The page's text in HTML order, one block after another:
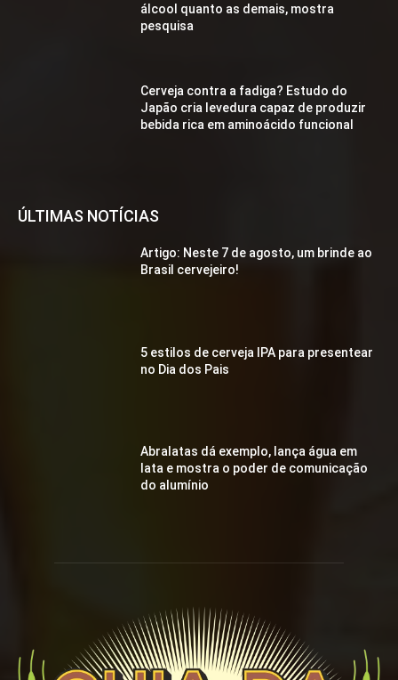
álcool quanto as demais, mostra
pesquisa
Cerveja contra a fadiga? Estudo do
Japão cria levedura capaz de produzir
bebida rica em aminoácido funcional
ÚLTIMAS NOTÍCIAS
Artigo: Neste 7 de agosto, um brinde ao
Brasil cervejeiro!
5 estilos de cerveja IPA para presentear
no Dia dos Pais
Abralatas dá exemplo, lança água em
lata e mostra o poder de comunicação
do alumínio